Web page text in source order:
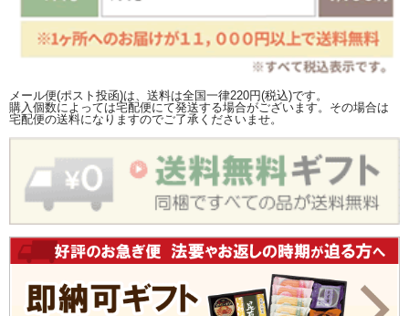
メール便(ポスト投函)は、送料は全国一律220円(税込)です。
購入個数によっては宅配便にて発送する場合がございます。その場合は
宅配便の送料になりますのでご了承くださいませ。